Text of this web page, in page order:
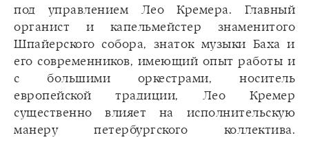
под управлением Лео Кремера. Главный
органист и капельмейстер знаменитого
Шпайерского собора, знаток музыки Баха и
его современников, имеющий опыт работы и
с большими оркестрами, носитель
европейской традиции, Лео Кремер
существенно влияет на исполнительскую
манеру петербургского коллектива.